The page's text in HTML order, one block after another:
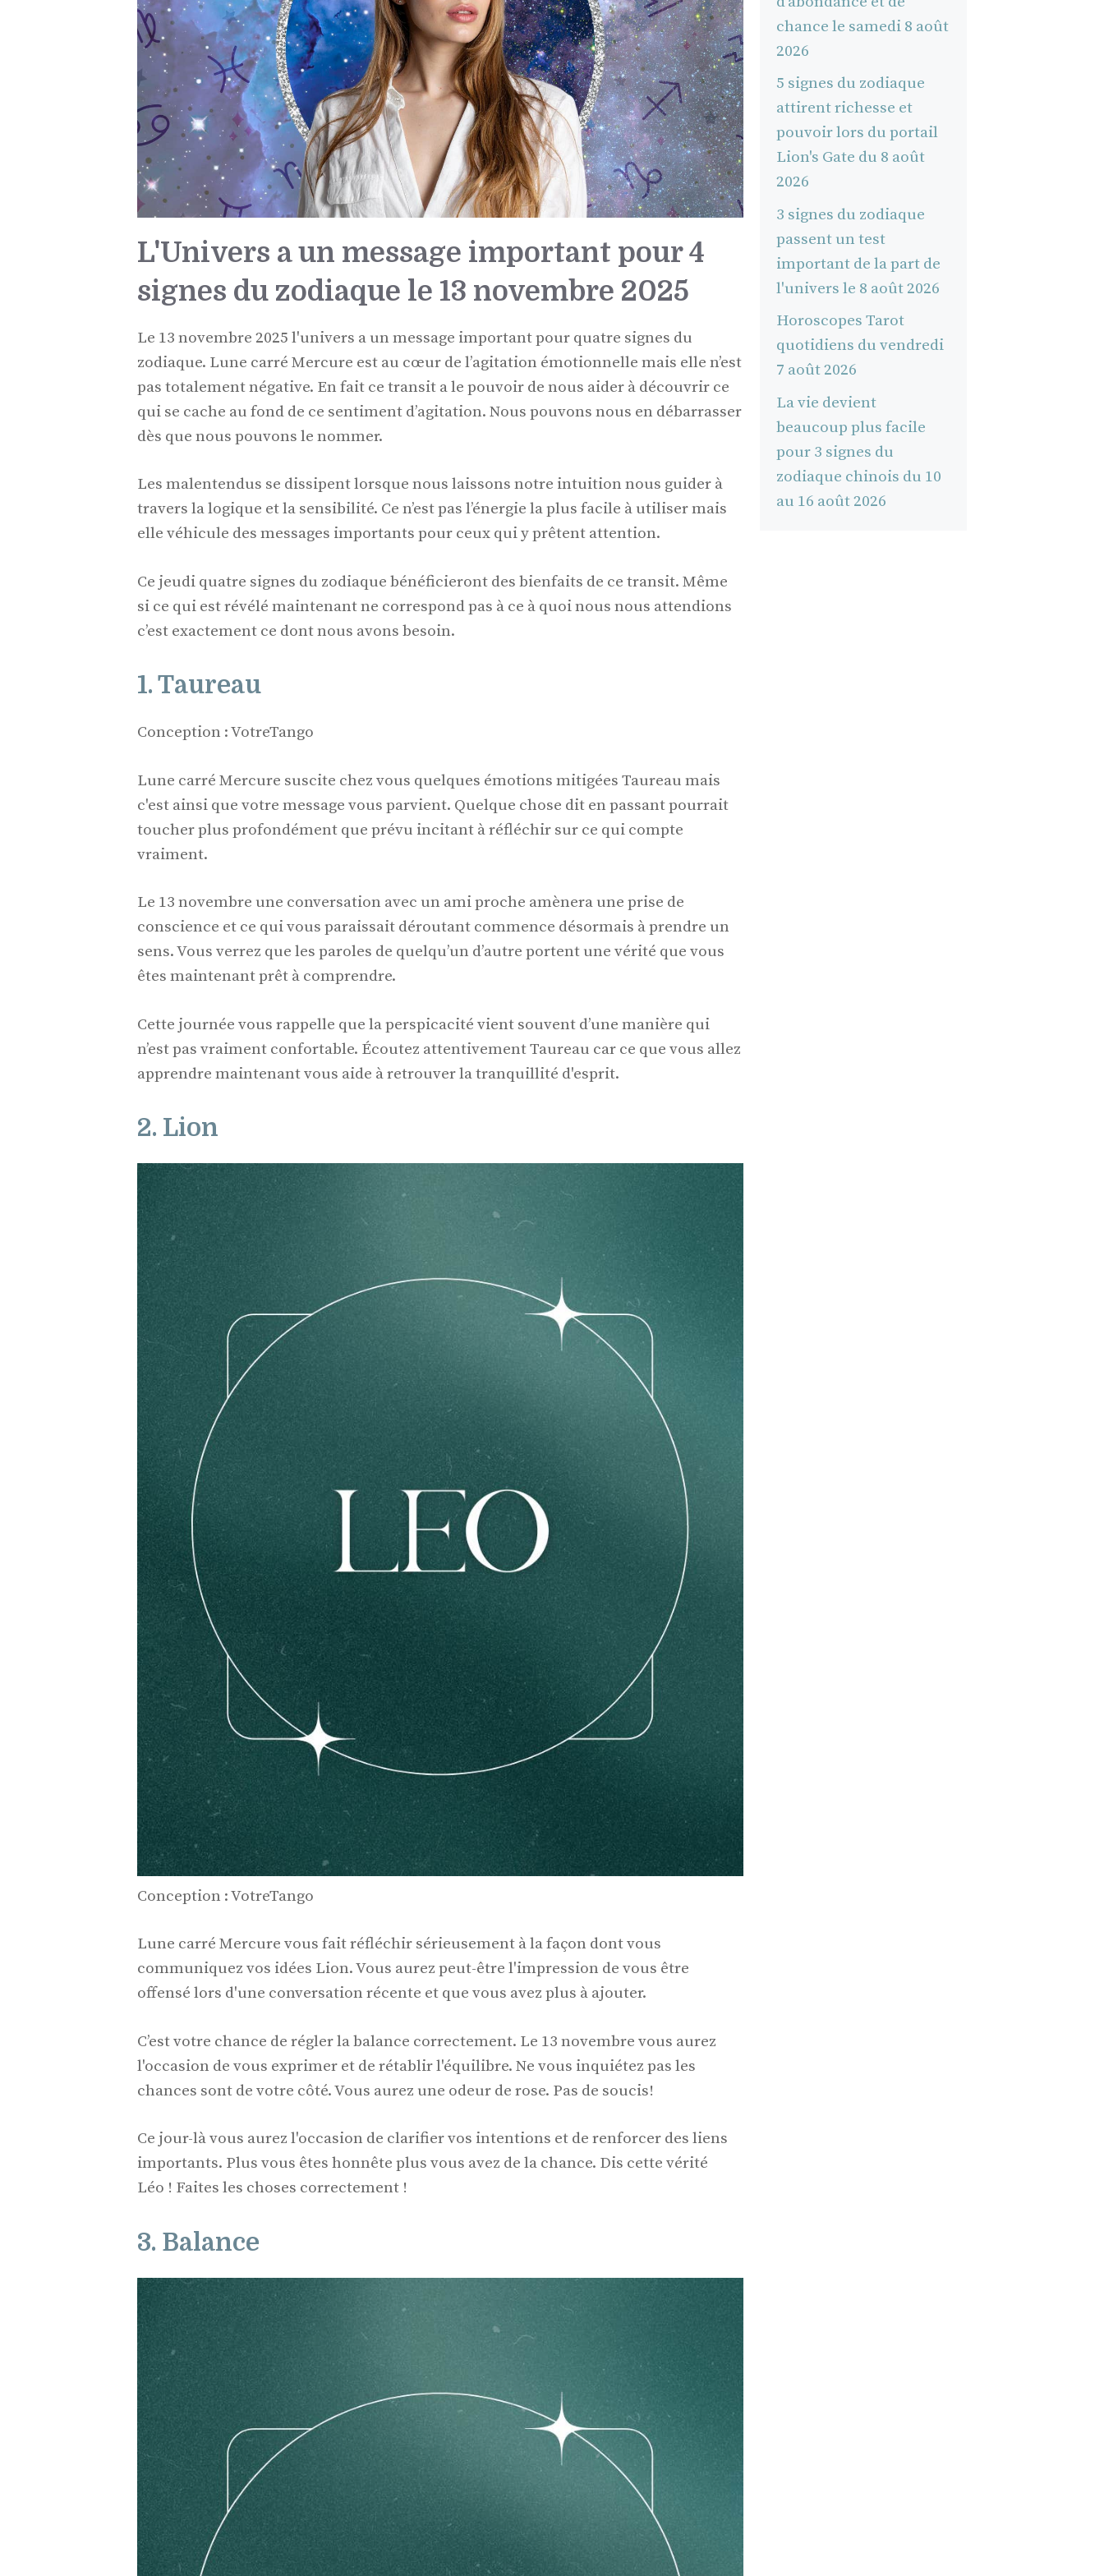
L'Univers a un message important pour 4
signes du zodiaque le 13 novembre 2025
Le 13 novembre 2025 l'univers a un message important pour quatre signes du
zodiaque. Lune carré Mercure est au cœur de l’agitation émotionnelle mais elle n’est
pas totalement négative. En fait ce transit a le pouvoir de nous aider à découvrir ce
qui se cache au fond de ce sentiment d’agitation. Nous pouvons nous en débarrasser
dès que nous pouvons le nommer.
Les malentendus se dissipent lorsque nous laissons notre intuition nous guider à
travers la logique et la sensibilité. Ce n’est pas l’énergie la plus facile à utiliser mais
elle véhicule des messages importants pour ceux qui y prêtent attention.
Ce jeudi quatre signes du zodiaque bénéficieront des bienfaits de ce transit. Même
si ce qui est révélé maintenant ne correspond pas à ce à quoi nous nous attendions
c’est exactement ce dont nous avons besoin.
1. Taureau
Conception : VotreTango
Lune carré Mercure suscite chez vous quelques émotions mitigées Taureau mais
c'est ainsi que votre message vous parvient. Quelque chose dit en passant pourrait
toucher plus profondément que prévu incitant à réfléchir sur ce qui compte
vraiment.
Le 13 novembre une conversation avec un ami proche amènera une prise de
conscience et ce qui vous paraissait déroutant commence désormais à prendre un
sens. Vous verrez que les paroles de quelqu’un d’autre portent une vérité que vous
êtes maintenant prêt à comprendre.
Cette journée vous rappelle que la perspicacité vient souvent d’une manière qui
n’est pas vraiment confortable. Écoutez attentivement Taureau car ce que vous allez
apprendre maintenant vous aide à retrouver la tranquillité d'esprit.
2. Lion
Conception : VotreTango
Lune carré Mercure vous fait réfléchir sérieusement à la façon dont vous
communiquez vos idées Lion. Vous aurez peut-être l'impression de vous être
offensé lors d'une conversation récente et que vous avez plus à ajouter.
C’est votre chance de régler la balance correctement. Le 13 novembre vous aurez
l'occasion de vous exprimer et de rétablir l'équilibre. Ne vous inquiétez pas les
chances sont de votre côté. Vous aurez une odeur de rose. Pas de soucis!
Ce jour-là vous aurez l'occasion de clarifier vos intentions et de renforcer des liens
importants. Plus vous êtes honnête plus vous avez de la chance. Dis cette vérité
Léo ! Faites les choses correctement !
3. Balance
chance le samedi 8 août
2026
5 signes du zodiaque
attirent richesse et
pouvoir lors du portail
Lion's Gate du 8 août
2026
3 signes du zodiaque
passent un test
important de la part de
l'univers le 8 août 2026
Horoscopes Tarot
quotidiens du vendredi
7 août 2026
La vie devient
beaucoup plus facile
pour 3 signes du
zodiaque chinois du 10
au 16 août 2026